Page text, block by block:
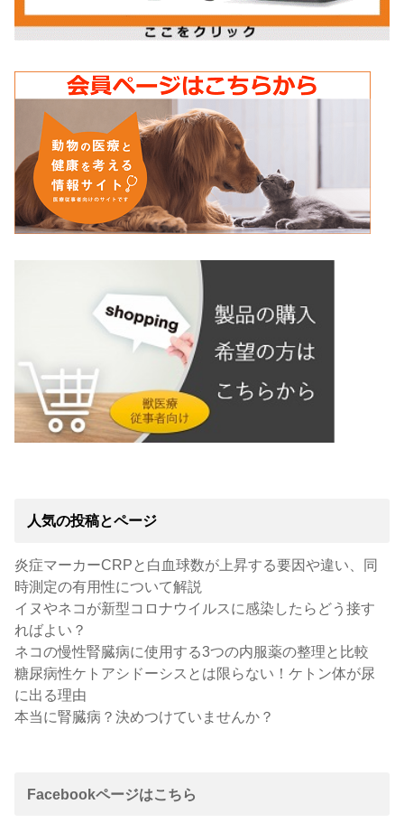
人気の投稿とページ
炎症マーカーCRPと白血球数が上昇する要因や違い、同
時測定の有用性について解説
イヌやネコが新型コロナウイルスに感染したらどう接す
ればよい？
ネコの慢性腎臓病に使用する3つの内服薬の整理と比較
糖尿病性ケトアシドーシスとは限らない！ケトン体が尿
に出る理由
本当に腎臓病？決めつけていませんか？
Facebookページはこちら